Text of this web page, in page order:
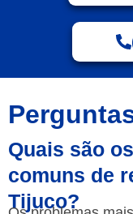
Quais são
comuns de
Tijuco?